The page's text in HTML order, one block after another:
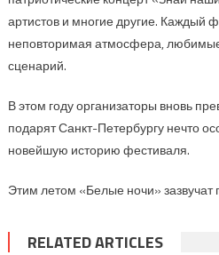
артистов и многие другие. Каждый
неповторимая атмосфера,
сценарий.
В этом году организаторы вновь
подарят Санкт-Петербургу нечто
новейшую историю фестиваля.
Этим летом «Белые ночи» зазвучат
RELATED ARTICLES